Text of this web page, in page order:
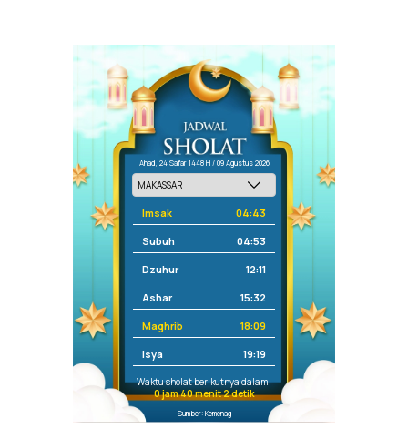
Ahad, 24 Safar 1448 H / 09 Agustus 2026
Imsak 04:43
Subuh 04:53
Dzuhur 12:11
Ashar 15:32
Maghrib 18:09
Isya 19:19
Waktu sholat berikutnya dalam:
0 jam 40 menit 1 detik
Sumber: Kemenag